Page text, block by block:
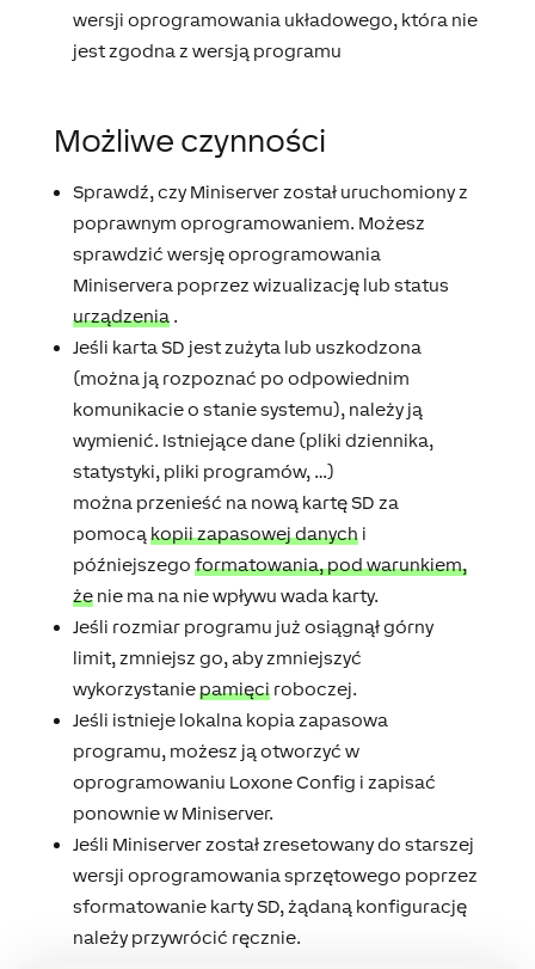
wersji oprogramowania układowego, która nie
jest zgodna z wersją programu
Możliwe czynności
Sprawdź, czy Miniserver został uruchomiony z
poprawnym oprogramowaniem. Możesz
sprawdzić wersję oprogramowania
Miniservera poprzez wizualizację lub status
urządzenia.
Jeśli karta SD jest zużyta lub uszkodzona
(można ją rozpoznać po odpowiednim
komunikacie o stanie systemu), należy ją
wymienić. Istniejące dane (pliki dziennika,
statystyki, pliki programów, …)
można przenieść na nową kartę SD za
pomocą kopii zapasowej danychi
późniejszego formatowania, pod warunkiem,
żenie ma na nie wpływu wada karty.
Jeśli rozmiar programu już osiągnął górny
limit, zmniejsz go, aby zmniejszyć
wykorzystaniepamięciroboczej.
Jeśli istnieje lokalna kopia zapasowa
programu, możesz ją otworzyć w
oprogramowaniu Loxone Config i zapisać
ponownie w Miniserver.
Jeśli Miniserver został zresetowany do starszej
wersji oprogramowania sprzętowego poprzez
sformatowanie karty SD, żądaną konfigurację
należy przywrócić ręcznie.